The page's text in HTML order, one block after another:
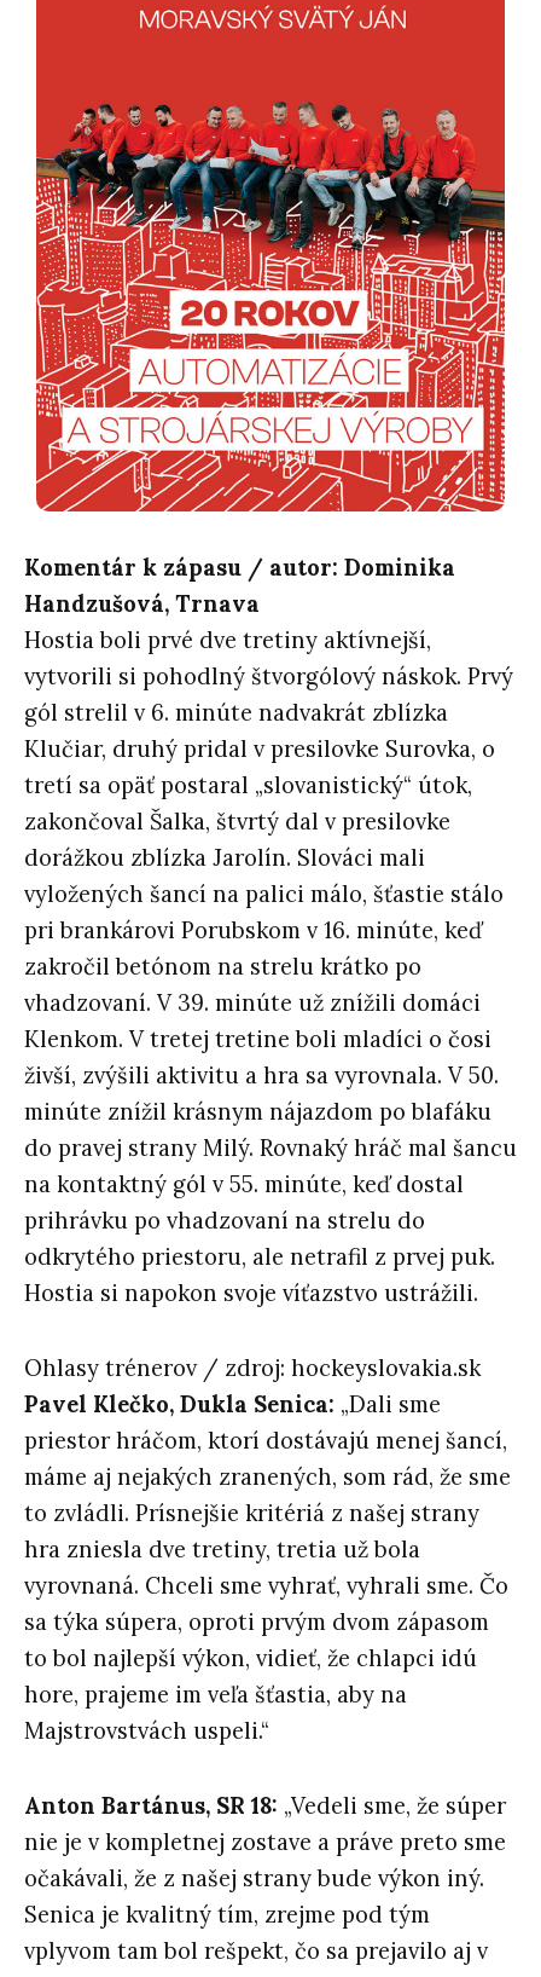
Komentár k zápasu / autor: Dominika
Handzušová, Trnava
Hostia boli prvé dve tretiny aktívnejší,
vytvorili si pohodlný štvorgólový náskok. Prvý
gól strelil v 6. minúte nadvakrát zblízka
Klučiar, druhý pridal v presilovke Surovka, o
tretí sa opäť postaral „slovanistický“ útok,
zakončoval Šalka, štvrtý dal v presilovke
dorážkou zblízka Jarolín. Slováci mali
vyložených šancí na palici málo, šťastie stálo
pri brankárovi Porubskom v 16. minúte, keď
zakročil betónom na strelu krátko po
vhadzovaní. V 39. minúte už znížili domáci
Klenkom. V tretej tretine boli mladíci o čosi
živší, zvýšili aktivitu a hra sa vyrovnala. V 50.
minúte znížil krásnym nájazdom po blafáku
do pravej strany Milý. Rovnaký hráč mal šancu
na kontaktný gól v 55. minúte, keď dostal
prihrávku po vhadzovaní na strelu do
odkrytého priestoru, ale netrafil z prvej puk.
Hostia si napokon svoje víťazstvo ustrážili.
Ohlasy trénerov / zdroj: hockeyslovakia.sk
Pavel Klečko, Dukla Senica: „Dali sme
priestor hráčom, ktorí dostávajú menej šancí,
máme aj nejakých zranených, som rád, že sme
to zvládli. Prísnejšie kritériá z našej strany
hra zniesla dve tretiny, tretia už bola
vyrovnaná. Chceli sme vyhrať, vyhrali sme. Čo
sa týka súpera, oproti prvým dvom zápasom
to bol najlepší výkon, vidieť, že chlapci idú
hore, prajeme im veľa šťastia, aby na
Majstrovstvách uspeli.“
Anton Bartánus, SR 18: „Vedeli sme, že súper
nie je v kompletnej zostave a práve preto sme
očakávali, že z našej strany bude výkon iný.
Senica je kvalitný tím, zrejme pod tým
vplyvom tam bol rešpekt, čo sa prejavilo aj v